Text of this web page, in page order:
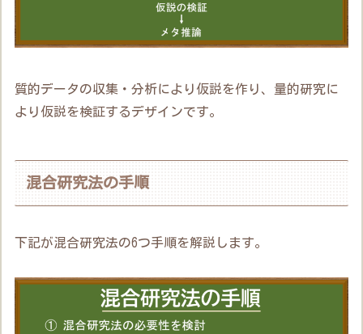
質的データの収集・分析により仮説を作り、量的研究に
より仮説を検証するデザインです。
混合研究法の手順
下記が混合研究法の6つ手順を解説します。